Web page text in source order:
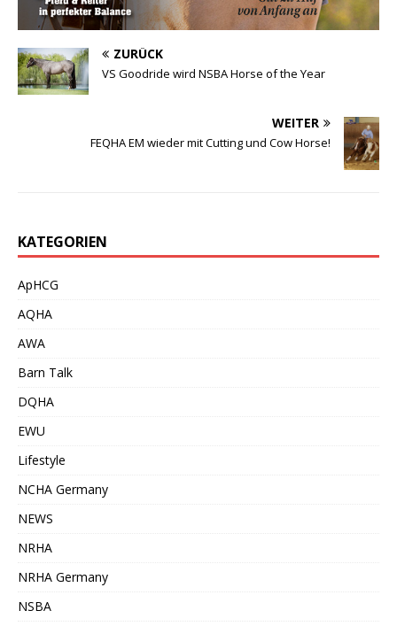
ZURÜCK
VS Goodride wird NSBA Horse of the Year
WEITER
FEQHA EM wieder mit Cutting und Cow Horse!
KATEGORIEN
ApHCG
AQHA
AWA
Barn Talk
DQHA
EWU
Lifestyle
NCHA Germany
NEWS
NRHA
NRHA Germany
NSBA